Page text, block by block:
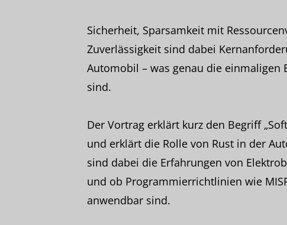
Sicherheit, Sparsamkeit mit
Zuverlässigkeit sind dabei
Automobil – was genau die einmaligen
sind.
Der Vortrag erklärt kurz den Begriff
und erklärt die Rolle von Rust in der
sind dabei die Erfahrungen von
und ob Programmierrichtlinien wie
anwendbar sind.